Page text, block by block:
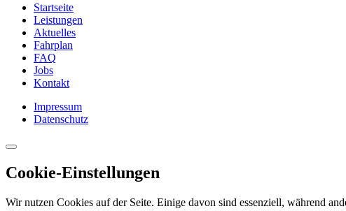
Startseite
Leistungen
Aktuelles
Fahrplan
FAQ
Jobs
Kontakt
Impressum
Datenschutz
Cookie-Einstellungen
Wir nutzen Cookies auf der Seite. Einige davon sind essenziell, während